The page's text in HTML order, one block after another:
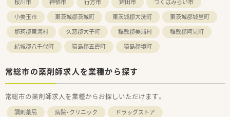
【想定されるキャリアイメージ】
■入社後は先輩社員によるOJTを通じて業務を習得し、将来的に
は管理薬剤師や在宅医療のスペシャリストとしての活躍が期待
されます。
■病院薬剤師業務の経験やドクターの回診同行ができる店舗も
能です。
れます
小美玉市
東茨城郡茨城町 東茨城郡大洗町
東茨城郡城里町
那珂郡東海村
久慈郡大子町 稲敷郡美浦村
稲敷郡阿見町
結城郡八千代町
猿島郡五霞町 猿島郡境町
常総市の薬剤師求人を業種から探す
常総市の薬剤師求人を業種からお探しいただけます。
調剤薬局 病院・クリニック
ドラッグストア